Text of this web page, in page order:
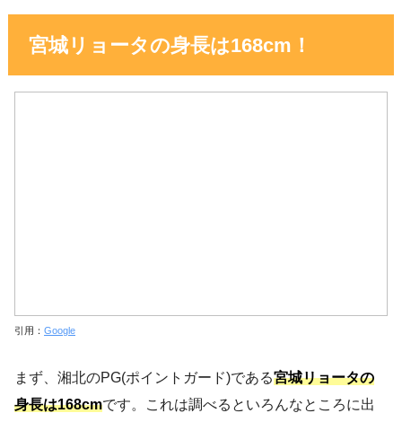
宮城リョータの身長は168cm！
引用： Google
まず、湘北のPG(ポイントガード)である宮城リョータの
身長は168cmです。これは調べるといろんなところに出